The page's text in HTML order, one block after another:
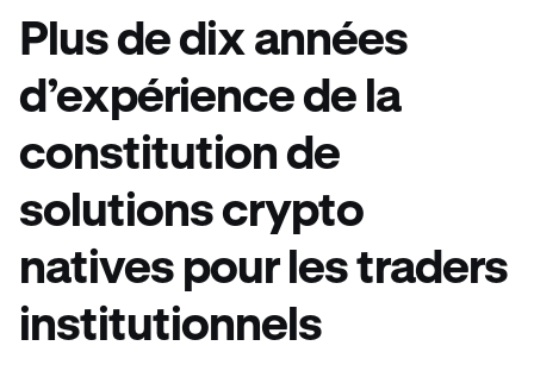
Plus de dix années
d’expérience de la
constitution de
solutions crypto
natives pour les traders
institutionnels